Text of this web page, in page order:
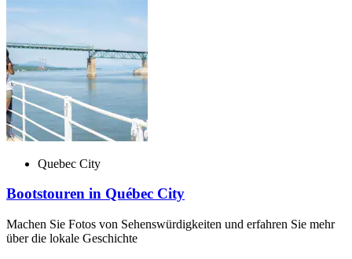
Quebec City
Bootstouren in Québec City
Machen Sie Fotos von Sehenswürdigkeiten und erfahren Sie mehr
über die lokale Geschichte